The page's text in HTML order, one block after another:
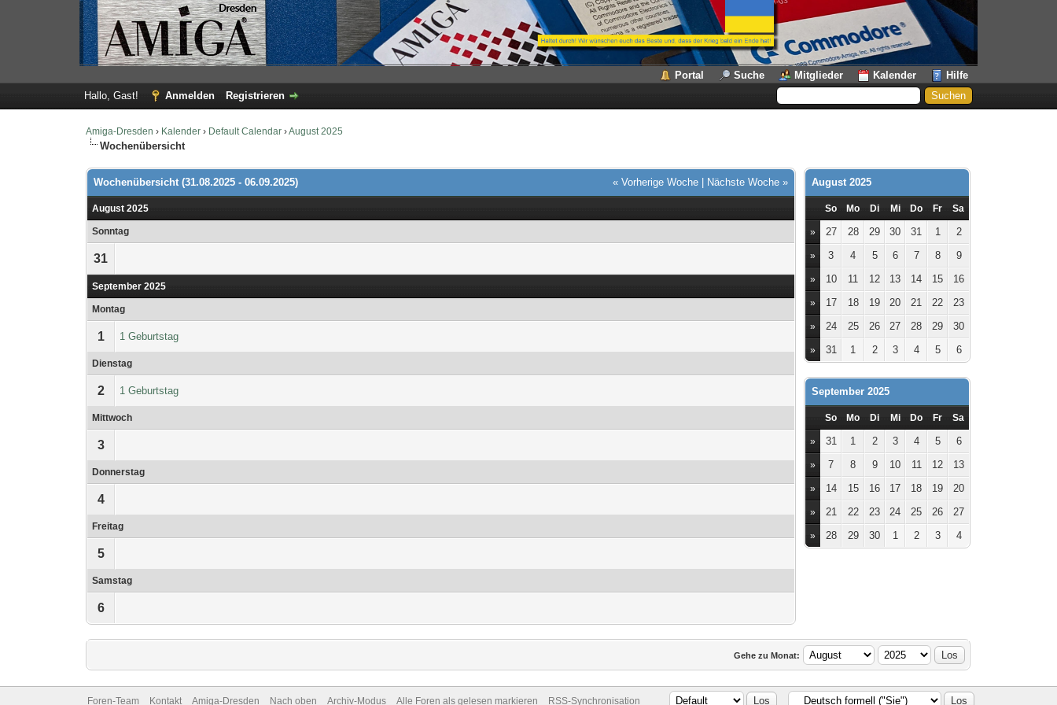
Portal Suche Mitglieder Kalender
Hilfe
Hallo, Gast!
Anmelden Registrieren
Amiga-Dresden › Kalender › Default Calendar ›August 2025
Wochenübersicht
« Vorherige Woche Nächste Woche »
Wochenübersicht (31.08.2025 - 06.09.2025)
August 2025
Sonntag
31
September 2025
Montag
1 1 Geburtstag
Dienstag
2 1 Geburtstag
Mittwoch
3
Donnerstag
4
Freitag
5
Samstag
6
August 2025
So Mo Di Mi Do Fr Sa
» 27 28 29 30 31 1 2
» 3 4 5 6 7 8 9
» 10 11 12 13 14 15 16
» 17 18 19 20 21 22 23
» 24 25 26 27 28 29 30
» 31 1 2 3 4 5 6
September 2025
So Mo Di Mi Do Fr Sa
» 31 1 2 3 4 5 6
» 7 8 9 10 11 12 13
» 14 15 16 17 18 19 20
» 21 22 23 24 25 26 27
» 28 29 30 1 2 3 4
Gehe zu Monat:
Foren-Team Kontakt Amiga-Dresden Nach oben Archiv-Modus Alle Foren als gelesen markieren RSS-Synchronisation